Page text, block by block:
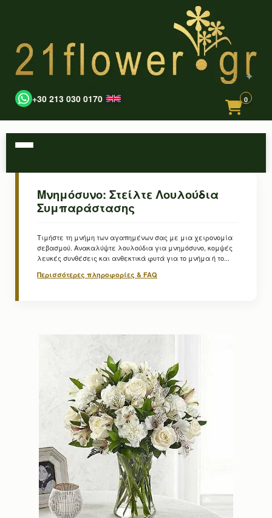
+30 213 030 0170 0
Μνημόσυνο: Στείλτε Λουλούδια
Συμπαράστασης
Τιμήστε τη μνήμη των αγαπημένων σας με μια χειρονομία
σεβασμού. Ανακαλύψτε λουλούδια για μνημόσυνο, κομψές
λευκές συνθέσεις και ανθεκτικά φυτά για το μνήμα ή το...
Περισσότερες πληροφορίες & FAQ